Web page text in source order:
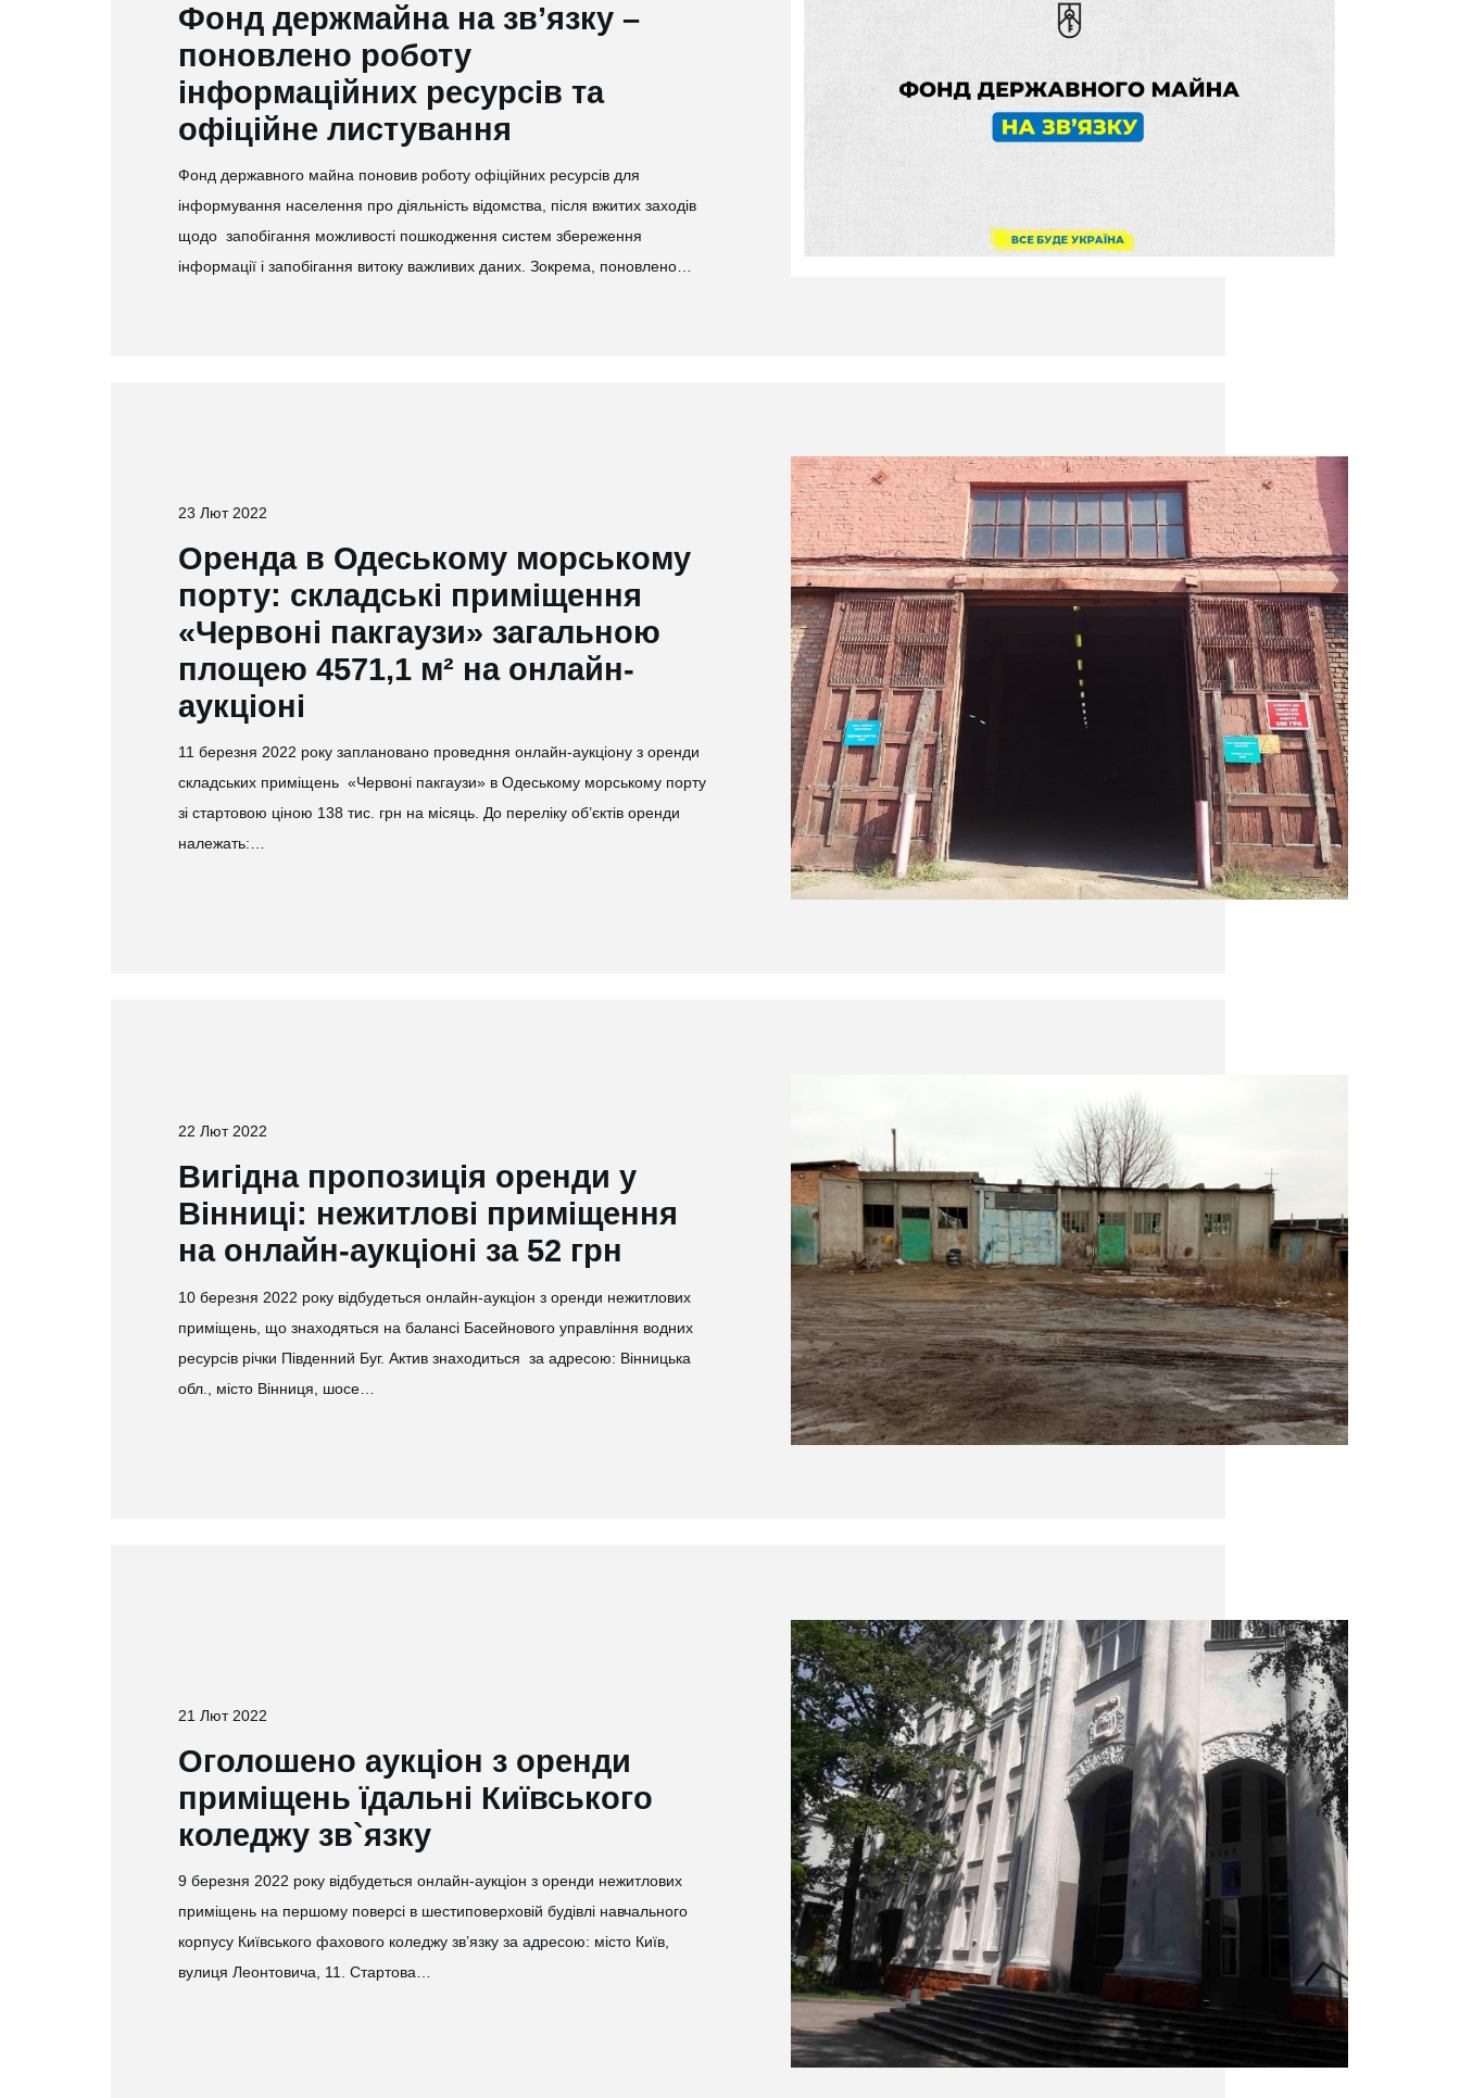
Фонд держмайна на зв’язку –
поновлено роботу
інформаційних ресурсів та
офіційне листування
Фонд державного майна поновив роботу офіційних ресурсів для
інформування населення про діяльність відомства, після вжитих заходів
щодо запобігання можливості пошкодження систем збереження
інформації і запобігання витоку важливих даних. Зокрема, поновлено…
23 Лют 2022
Оренда в Одеському морському
порту: складські приміщення
«Червоні пакгаузи» загальною
площею 4571,1 м² на онлайн-
аукціоні
11 березня 2022 року заплановано проведння онлайн-аукціону з оренди
складських приміщень «Червоні пакгаузи» в Одеському морському порту
зі стартовою ціною 138 тис. грн на місяць. До переліку об’єктів оренди
належать:…
22 Лют 2022
Вигідна пропозиція оренди у
Вінниці: нежитлові приміщення
на онлайн-аукціоні за 52 грн
10 березня 2022 року відбудеться онлайн-аукціон з оренди нежитлових
приміщень, що знаходяться на балансі Басейнового управління водних
ресурсів річки Південний Буг. Актив знаходиться за адресою: Вінницька
обл., місто Вінниця, шосе…
21 Лют 2022
​​​​Оголошено аукціон з оренди
приміщень їдальні Київського
коледжу зв`язку
9 березня 2022 року відбудеться онлайн-аукціон з оренди нежитлових
приміщень на першому поверсі в шестиповерховій будівлі навчального
корпусу Київського фахового коледжу зв’язку за адресою: місто Київ,
вулиця Леонтовича, 11. Стартова…